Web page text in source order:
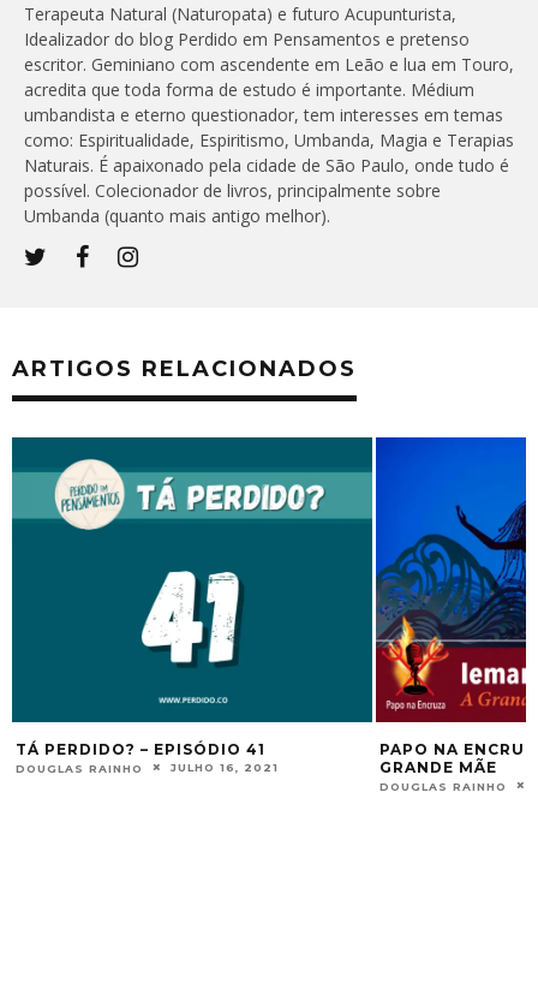
Terapeuta Natural (Naturopata) e futuro Acupunturista,
Idealizador do blog Perdido em Pensamentos e pretenso
escritor. Geminiano com ascendente em Leão e lua em Touro,
acredita que toda forma de estudo é importante. Médium
umbandista e eterno questionador, tem interesses em temas
como: Espiritualidade, Espiritismo, Umbanda, Magia e Terapias
Naturais. É apaixonado pela cidade de São Paulo, onde tudo é
possível. Colecionador de livros, principalmente sobre
Umbanda (quanto mais antigo melhor).
ARTIGOS RELACIONADOS
PAPO NA ENCRUZA 140 – IEMANJÁ, A
GRANDE MÃE
PAPO NA
ASTRAL: OS
DOUGLAS RAINHO